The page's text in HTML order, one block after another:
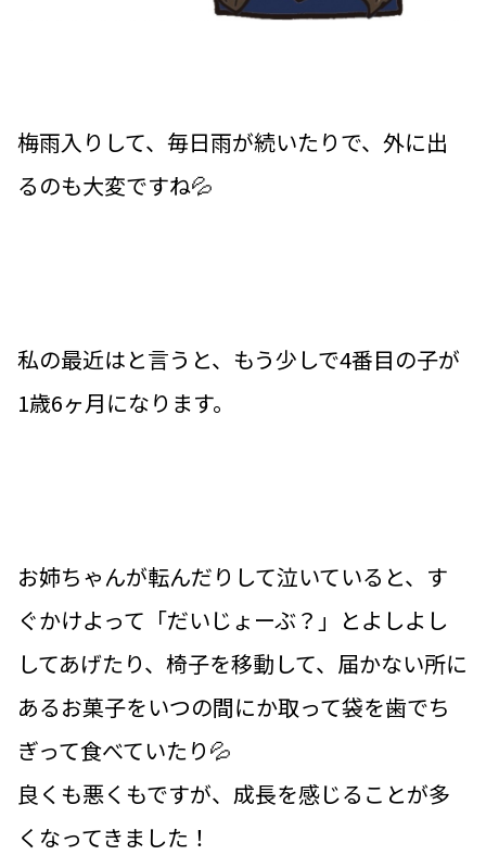
梅雨入りして、毎日雨が続いたりで、外に出
るのも大変ですね💦
私の最近はと言うと、もう少しで4番目の子が
1歳6ヶ月になります。
お姉ちゃんが転んだりして泣いていると、す
ぐかけよって「だいじょーぶ？」とよしよし
してあげたり、椅子を移動して、届かない所に
あるお菓子をいつの間にか取って袋を歯でち
ぎって食べていたり💦
良くも悪くもですが、成長を感じることが多
くなってきました！